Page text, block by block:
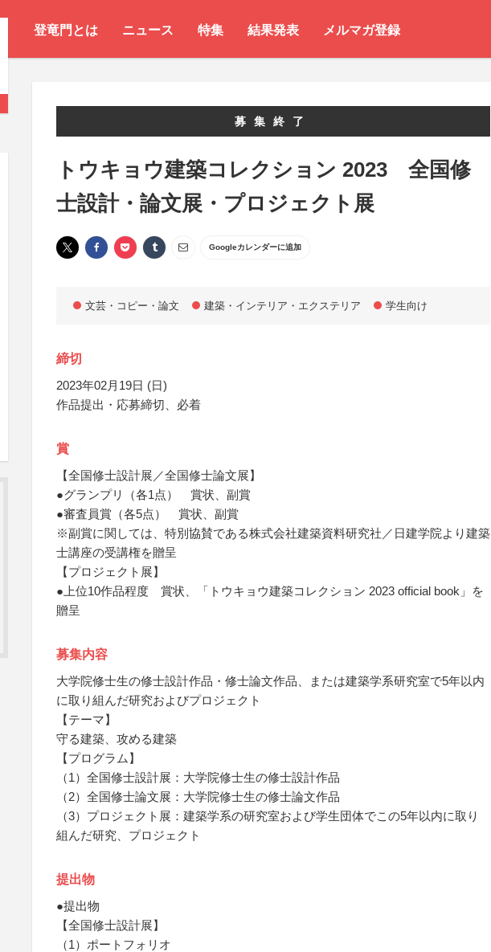
登竜門とは ニュース 特集 結果発表 メルマガ登録
募集終了
トウキョウ建築コレクション 2023 全国修
士設計・論文展・プロジェクト展
Googleカレンダーに追加
文芸・コピー・論文 建築・インテリア・エクステリア 学生向け
締切
2023年02月19日 (日)
作品提出・応募締切、必着
賞
【全国修士設計展／全国修士論文展】
●グランプリ（各1点） 賞状、副賞
●審査員賞（各5点） 賞状、副賞
※副賞に関しては、特別協賛である株式会社建築資料研究社／日建学院より建築
士講座の受講権を贈呈
【プロジェクト展】
●上位10作品程度 賞状、「トウキョウ建築コレクション 2023 official book」を
贈呈
募集内容
大学院修士生の修士設計作品・修士論文作品、または建築学系研究室で5年以内
に取り組んだ研究およびプロジェクト
【テーマ】
守る建築、攻める建築
【プログラム】
（1）全国修士設計展：大学院修士生の修士設計作品
（2）全国修士論文展：大学院修士生の修士論文作品
（3）プロジェクト展：建築学系の研究室および学生団体でこの5年以内に取り
組んだ研究、プロジェクト
提出物
●提出物
【全国修士設計展】
（1）ポートフォリオ